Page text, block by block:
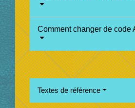
Comment changer de code
Textes de référence